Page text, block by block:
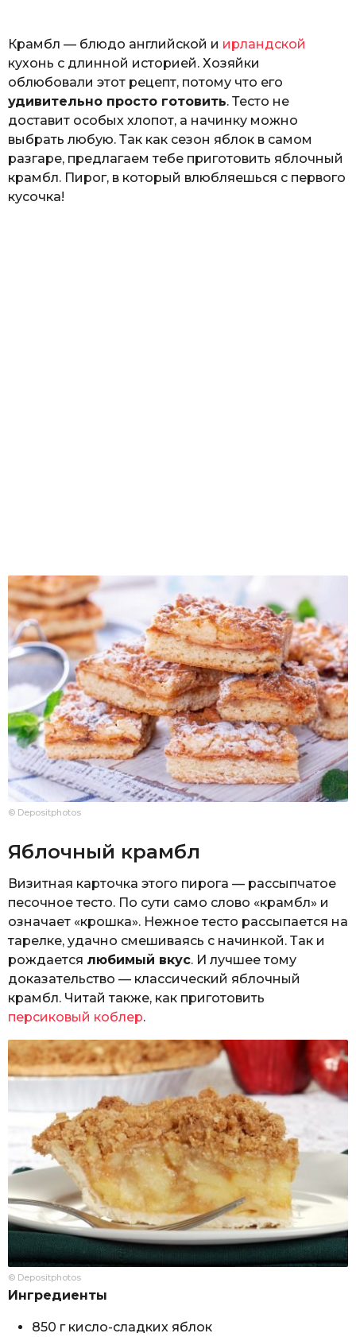
р
к
а
л
ю
к
Крамбл — блюдо английской и ирландской
кухонь с длинной историей. Хозяйки
облюбовали этот рецепт, потому что его
удивительно просто готовить. Тесто не
доставит особых хлопот, а начинку можно
выбрать любую. Так как сезон яблок в самом
разгаре, предлагаем тебе приготовить яблочный
крамбл. Пирог, в который влюбляешься с первого
кусочка!
© Depositphotos
Яблочный крамбл
Визитная карточка этого пирога — рассыпчатое
песочное тесто. По сути само слово «крамбл» и
означает «крошка». Нежное тесто рассыпается на
тарелке, удачно смешиваясь с начинкой. Так и
рождается любимый вкус. И лучшее тому
доказательство — классический яблочный
крамбл. Читай также, как приготовить
персиковый коблер.
© Depositphotos
Ингредиенты
850 г кисло-сладких яблок